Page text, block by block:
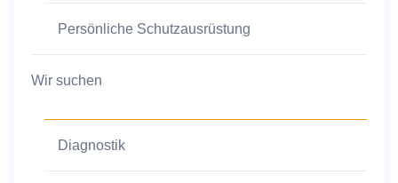
Persönliche Schutzausrüstung
Wir suchen
Diagnostik